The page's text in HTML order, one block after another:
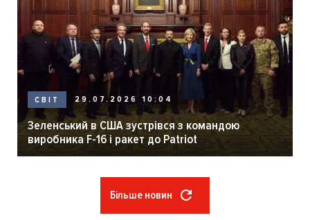
СВІТ 29.07.2026 10:04
Зеленський в США зустрівся з командою
виробника F-16 і ракет до Patriot
Більше новин